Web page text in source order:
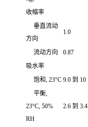
收缩率
垂直流动
方向
1.0
流动方向 0.87
吸水率
饱和, 23°C 9.0 到 10
平衡,
23°C, 50%
RH
2.6 到 3.4